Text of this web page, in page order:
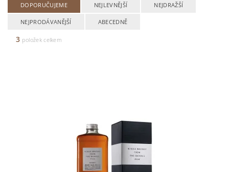
DOPORUČUJEME NEJLEVNĚJŠÍ NEJDRAŽŠÍ
NEJPRODÁVANĚJŠÍ ABECEDNĚ
3 položek celkem